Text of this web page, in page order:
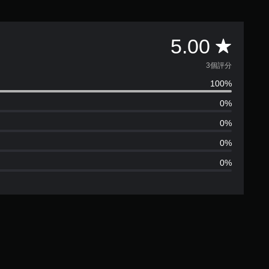
5.00 平
均
評
分
為
5
顆
3個評分
100%
0%
0%
0%
0%